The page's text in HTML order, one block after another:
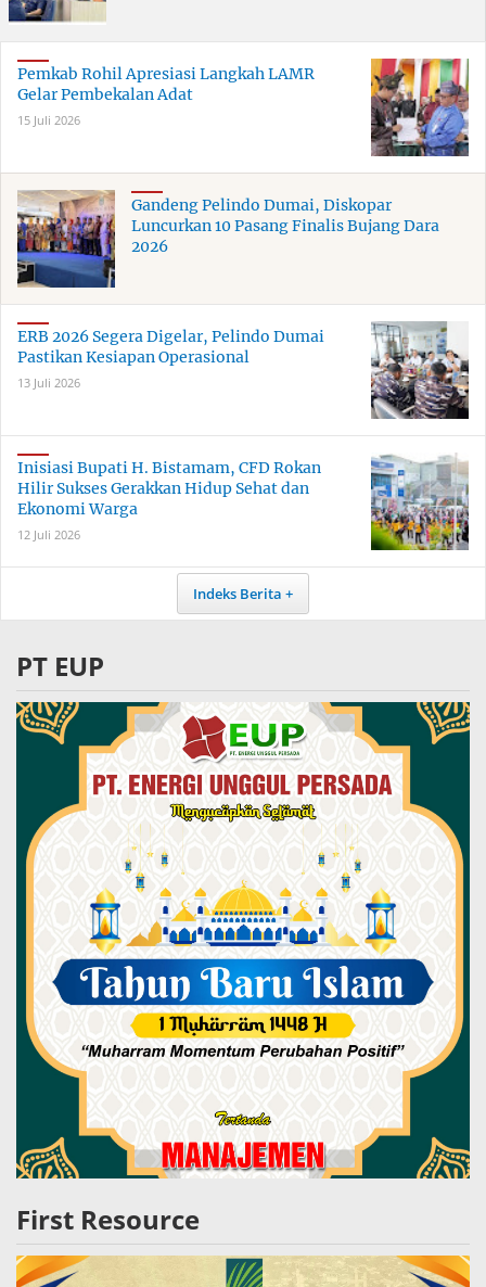
Pemkab Rohil Apresiasi Langkah LAMR
Gelar Pembekalan Adat
15 Juli 2026
Gandeng Pelindo Dumai, Diskopar
Luncurkan 10 Pasang Finalis Bujang Dara
2026
ERB 2026 Segera Digelar, Pelindo Dumai
Pastikan Kesiapan Operasional
13 Juli 2026
Inisiasi Bupati H. Bistamam, CFD Rokan
Hilir Sukses Gerakkan Hidup Sehat dan
Ekonomi Warga
12 Juli 2026
Indeks Berita
PT EUP
First Resource